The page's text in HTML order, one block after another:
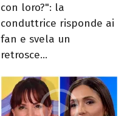
con loro?": la
conduttrice risponde ai
fan e svela un
retrosce...